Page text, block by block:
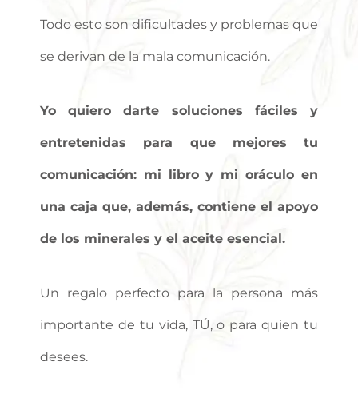
Todo esto son dificultades y problemas que
se derivan de la mala comunicación.
Yo quiero darte soluciones fáciles y
entretenidas para que mejores tu
comunicación: mi libro y mi oráculo en
una caja que, además, contiene el apoyo
de los minerales y el aceite esencial.
Un regalo perfecto para la persona más
importante de tu vida, TÚ, o para quien tu
desees.